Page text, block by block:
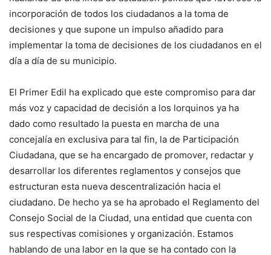
incorporación de todos los ciudadanos a la toma de
decisiones y que supone un impulso añadido para
implementar la toma de decisiones de los ciudadanos en el
día a día de su municipio.
El Primer Edil ha explicado que este compromiso para dar
más voz y capacidad de decisión a los lorquinos ya ha
dado como resultado la puesta en marcha de una
concejalía en exclusiva para tal fin, la de Participación
Ciudadana, que se ha encargado de promover, redactar y
desarrollar los diferentes reglamentos y consejos que
estructuran esta nueva descentralización hacia el
ciudadano. De hecho ya se ha aprobado el Reglamento del
Consejo Social de la Ciudad, una entidad que cuenta con
sus respectivas comisiones y organización. Estamos
hablando de una labor en la que se ha contado con la